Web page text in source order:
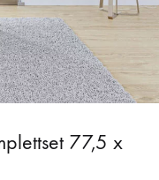
77,5 x